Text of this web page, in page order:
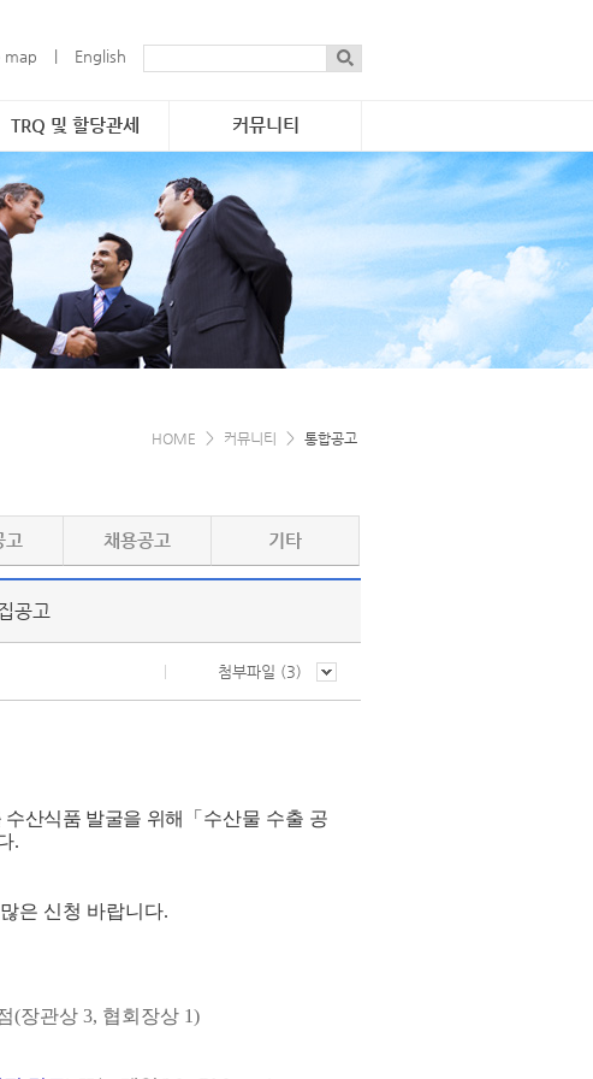
map English
TRQ 및 할당관세
소개
품목·물량 현황
TRQ 진행개요
문의·연락처
커뮤니티
통합공고
자료실
보도자료
게시판
e-카탈로그
HOME > 커뮤니티 > 통합공고
고 채용공고 기타
공고
첨부파일 (3)
수산식품 발굴을 위해
「수산물 수출 공
.
은 신청 바랍니다.
(장관상 3, 협회장상 1)